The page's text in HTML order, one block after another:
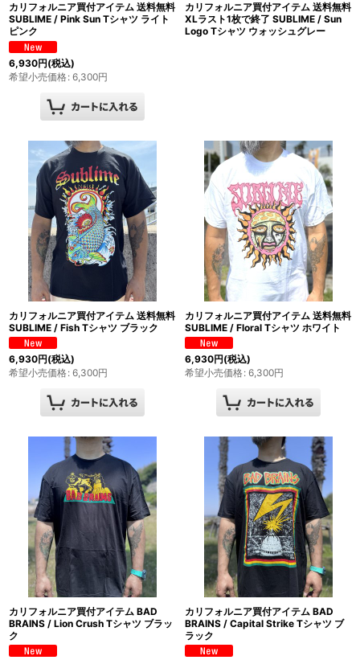
カリフォルニア買付アイテム 送料無料
SUBLIME / Pink Sun Tシャツ ライト
ピンク
6,930円(税込)
希望小売価格: 6,300円
カリフォルニア買付アイテム 送料無料
XLラスト1枚で終了 SUBLIME / Sun
Logo Tシャツ ウォッシュグレー
カリフォルニア買付アイテム 送料無料
SUBLIME / Fish Tシャツ ブラック
6,930円(税込)
希望小売価格: 6,300円
カリフォルニア買付アイテム 送料無料
SUBLIME / Floral Tシャツ ホワイト
6,930円(税込)
希望小売価格: 6,300円
カリフォルニア買付アイテム BAD
BRAINS / Lion Crush Tシャツ ブラッ
ク
カリフォルニア買付アイテム BAD
BRAINS / Capital Strike Tシャツ ブ
ラック